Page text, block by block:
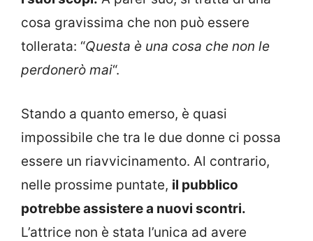
cosa gravissima che non può essere
tollerata: “Questa è una cosa che non le
perdonerò mai“.
Stando a quanto emerso, è quasi
impossibile che tra le due donne ci possa
essere un riavvicinamento. Al contrario,
nelle prossime puntate, il pubblico
potrebbe assistere a nuovi scontri.
L’attrice non è stata l’unica ad avere